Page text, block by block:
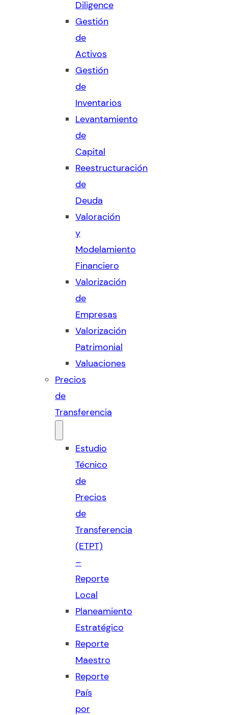
Diligence
Gestión
de
Activos
Gestión
de
Inventarios
Levantamiento
de
Capital
Reestructuración
de
Deuda
Valoración
y
Modelamiento
Financiero
Valorización
de
Empresas
Valorización
Patrimonial
Valuaciones
Precios
de
Transferencia
Estudio
Técnico
de
Precios
de
Transferencia
(ETPT)
–
Reporte
Local
Planeamiento
Estratégico
Reporte
Maestro
Reporte
País
por